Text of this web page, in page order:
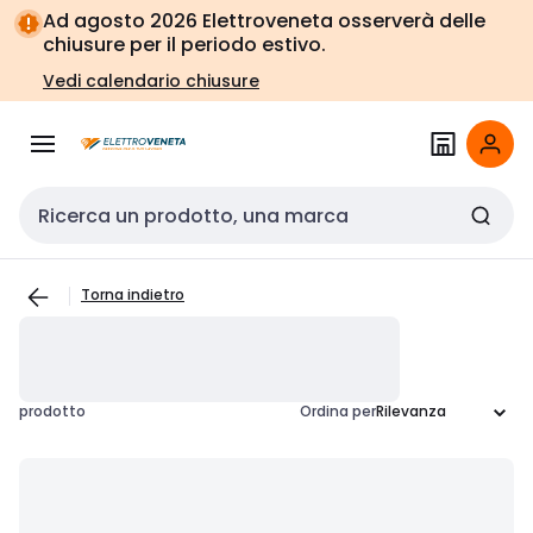
Vai alla
navigazione
Vai
alla
pagina
Ad agosto 2026 Elettroveneta osserverà delle
chiusure per il periodo estivo.
Vedi calendario chiusure
Cerca input
Torna indietro
prodotto Ordina per